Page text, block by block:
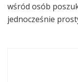
wśród osób
jednocześnie